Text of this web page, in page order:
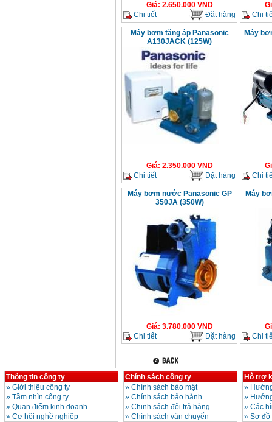
Giá: 2.650.000VND
Chi tiết
Đặt hàng
Chi
Máy bơm tăng áp Panasonic
A130JACK (125W)
Giá: 2.350.000VND
Chi tiết
Đặt hàng
Máy
Chi
Máy bơm nước Panasonic GP
350JA (350W)
Giá: 3.780.000VND
Chi tiết
Đặt hàng
Máy
Chi
Thông tin công ty
» Giới thiệu công ty
» Tầm nhìn công ty
» Quan điểm kinh doanh
» Cơ hội nghề nghiệp
Chính sách công ty
» Chính sách bảo mật
» Chính sách bảo hành
» Chinh sách đổi trả hàng
» Chính sách vận chuyển
Hỗ trợ
»
»
» Các
» Sơ